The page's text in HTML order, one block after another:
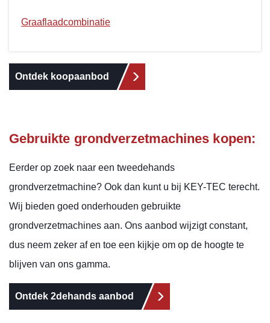
Graaflaadcombinatie
Ontdek koopaanbod
Gebruikte grondverzetmachines kopen:
Eerder op zoek naar een tweedehands
grondverzetmachine? Ook dan kunt u bij KEY-TEC terecht.
Wij bieden goed onderhouden gebruikte
grondverzetmachines aan. Ons aanbod wijzigt constant,
dus neem zeker af en toe een kijkje om op de hoogte te
blijven van ons gamma.
Ontdek 2dehands aanbod